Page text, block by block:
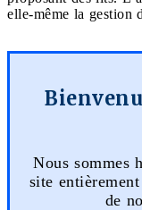
elle-même la gestion
Nous sommes
site
de